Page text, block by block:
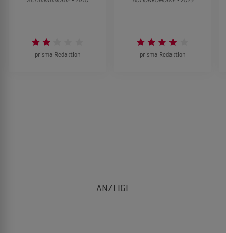
prisma-Redaktion prisma-Redaktion